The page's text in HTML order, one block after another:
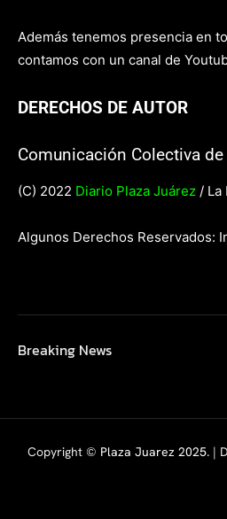
Además tenemos presencia en
contamos con un canal de
DERECHOS DE AUTOR
Comunicación Colectiva
(C) 2022 Diario Plaza Juárez / La
Algunos Derechos Reservados:
Breaking News
Copyright © Plaza Juarez 2025. |